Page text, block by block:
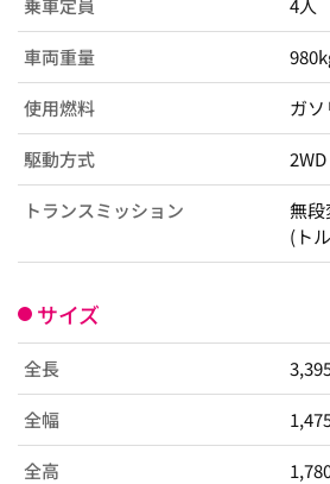
車両重量
使用燃料 ガソ
駆動方式 2WD
トランスミッション
無段
(ト
サイズ
全長
全幅
全高